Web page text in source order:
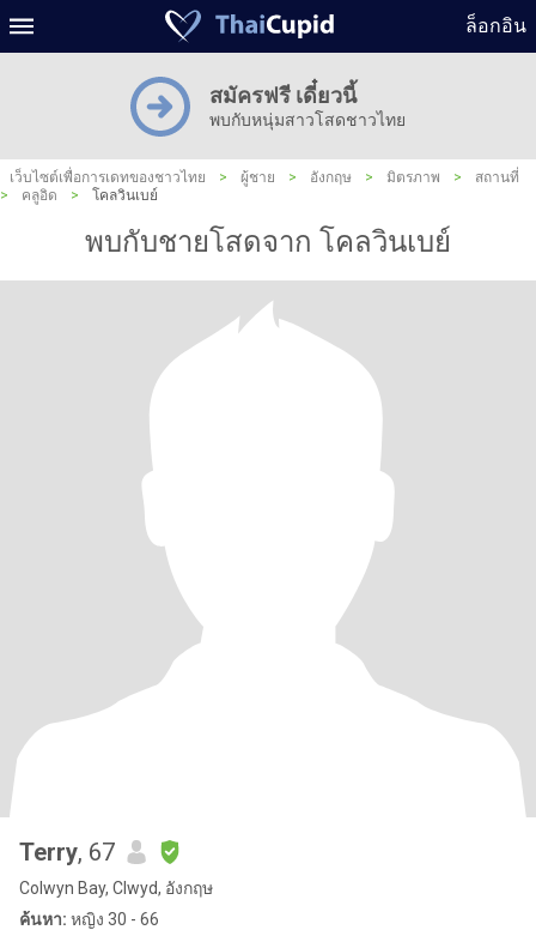
ล็อกอิน
สมัครฟรี เดี๋ยวนี้
พบกับหนุ่มสาวโสดชาวไทย
เว็บไซต์เพื่อการเดทของชาวไทย > ผู้ชาย > อังกฤษ > มิตรภาพ >
สถานที่
>
คลูอิด > โคลวินเบย์
พบกับชายโสดจาก โคลวินเบย์
Terry, 67
Colwyn Bay, Clwyd, อังกฤษ
ค้นหา: หญิง 30 - 66